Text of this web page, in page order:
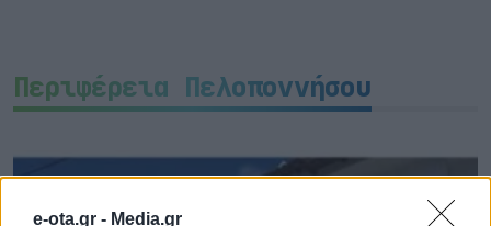
e-ota.gr - Media.gr
Περιφέρεια Πελοποννήσου